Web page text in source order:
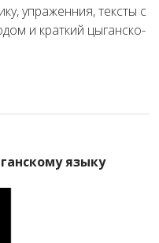
упраженния, тексты с
и краткий цыганско-
языку